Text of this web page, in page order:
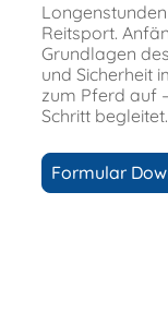
Reitsport.
Grundlagen
und Sicherheit
zum Pferd auf
Schritt begleitet.
Formular